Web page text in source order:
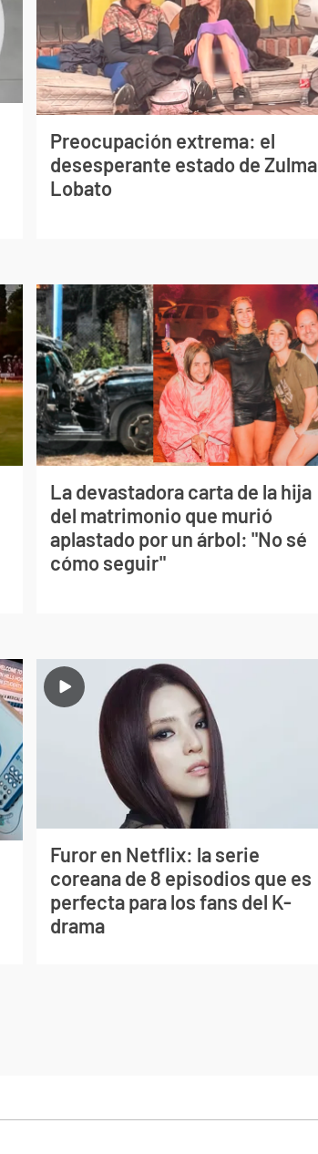
Preocupación extrema: el
desesperante estado de Zulma
Lobato
La devastadora carta de la hija
del matrimonio que murió
aplastado por un árbol: "No sé
cómo seguir"
Furor en Netflix: la serie
coreana de 8 episodios que es
perfecta para los fans del K-
drama